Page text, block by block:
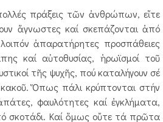
πράξεις τῶν ἀνθρώπων, εἴτε
ἄγνωστες καί σκεπάζονται ἀπό
ἀπαρατήρητες προσπάθειες
καί αὐτοθυσίας, ἡρωϊσμοί τοῦ
τῆς ψυχῆς, πού καταλήγουν σέ
Ὅπως πάλι κρύπτονται στήν
φαυλότητες καί ἐγκλήματα,
σκοτάδι. Καί ὅμως οὔτε τά πρῶτα